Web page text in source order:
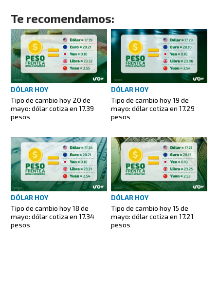
Te recomendamos:
DÓLAR HOY
Tipo de cambio hoy 20 de
mayo: dólar cotiza en 17.39
pesos
DÓLAR HOY
Tipo de cambio hoy 19 de
mayo: dólar cotiza en 17.29
pesos
DÓLAR HOY
Tipo de cambio hoy 18 de
mayo: dólar cotiza en 17.34
pesos
DÓLAR HOY
Tipo de cambio hoy 15 de
mayo: dólar cotiza en 17.21
pesos